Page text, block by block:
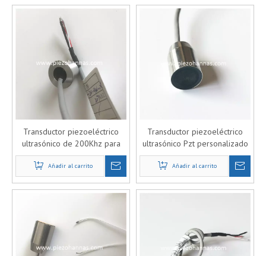
Transductor piezoeléctrico
ultrasónico de 200Khz para
medición de flujo de gas
Añadir al carrito
Transductor piezoeléctrico
ultrasónico Pzt personalizado
de 200 KHz para caudalímetro
de gas
Añadir al carrito